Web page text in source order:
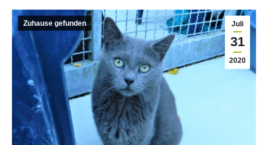
Juli
31
2020
Zuhause gefunden